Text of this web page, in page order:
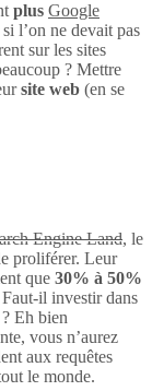
plus Google
l’on ne devait pas
sur les sites
? Mettre
site web (en se
Engine Land, le
proliférer. Leur
que 30% à 50%
Faut-il investir dans
Eh bien
vous n’aurez
aux requêtes
le monde.